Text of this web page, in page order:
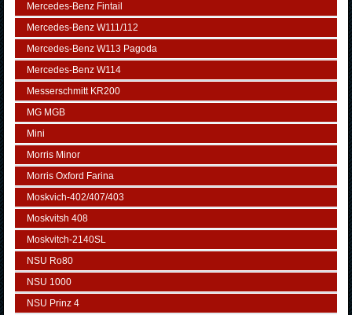
Mercedes-Benz Fintail
Mercedes-Benz W111/112
Mercedes-Benz W113 Pagoda
Mercedes-Benz W114
Messerschmitt KR200
MG MGB
Mini
Morris Minor
Morris Oxford Farina
Moskvich-402/407/403
Moskvitsh 408
Moskvitch-2140SL
NSU Ro80
NSU 1000
NSU Prinz 4